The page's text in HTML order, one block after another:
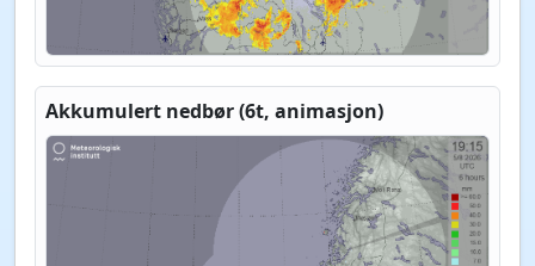
Akkumulert nedbør (6t, animasjon)